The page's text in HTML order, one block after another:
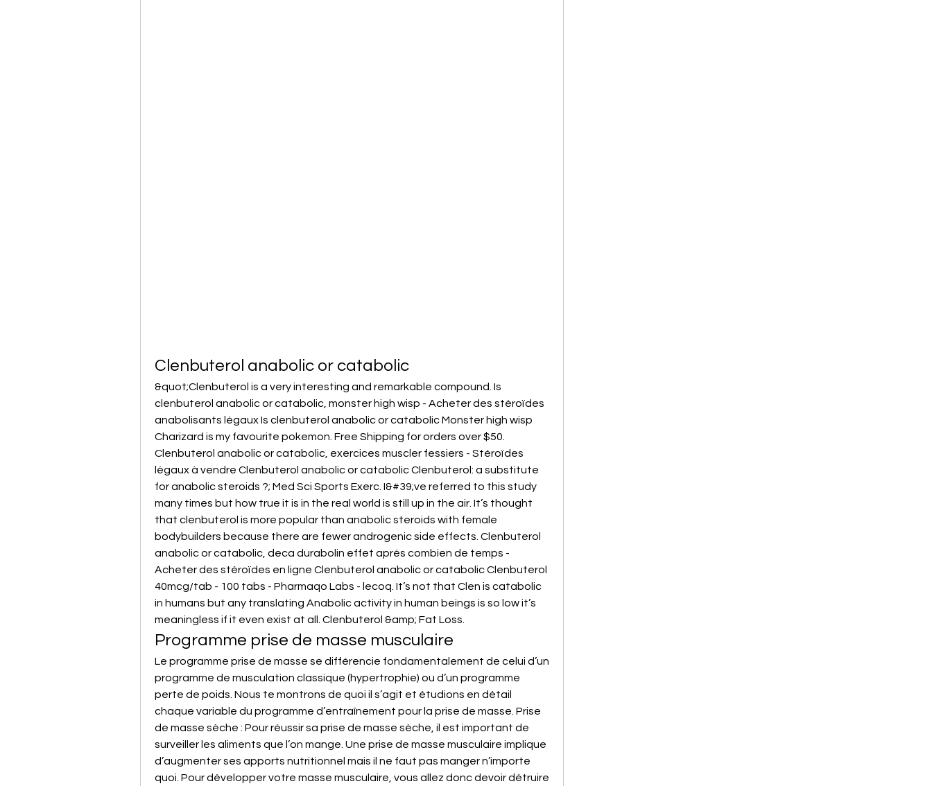
Clenbuterol anabolic or catabolic
&quot;Clenbuterol is a very interesting and remarkable compound. Is
clenbuterol anabolic or catabolic, monster high wisp - Acheter des stéroïdes
anabolisants légaux Is clenbuterol anabolic or catabolic Monster high wisp
Charizard is my favourite pokemon. Free Shipping for orders over $50.
Clenbuterol anabolic or catabolic, exercices muscler fessiers - Stéroïdes
légaux à vendre Clenbuterol anabolic or catabolic Clenbuterol: a substitute
for anabolic steroids ?; Med Sci Sports Exerc. I&#39;ve referred to this study
many times but how true it is in the real world is still up in the air. It’s thought
that clenbuterol is more popular than anabolic steroids with female
bodybuilders because there are fewer androgenic side effects. Clenbuterol
anabolic or catabolic, deca durabolin effet après combien de temps -
Acheter des stéroïdes en ligne Clenbuterol anabolic or catabolic Clenbuterol
40mcg/tab - 100 tabs - Pharmaqo Labs - lecoq. It’s not that Clen is catabolic
in humans but any translating Anabolic activity in human beings is so low it’s
meaningless if it even exist at all. Clenbuterol &amp; Fat Loss.
Programme prise de masse musculaire
Le programme prise de masse se différencie fondamentalement de celui d’un
programme de musculation classique (hypertrophie) ou d’un programme
perte de poids. Nous te montrons de quoi il s’agit et étudions en détail
chaque variable du programme d’entraînement pour la prise de masse. Prise
de masse sèche : Pour réussir sa prise de masse sèche, il est important de
surveiller les aliments que l’on mange. Une prise de masse musculaire implique
d’augmenter ses apports nutritionnel mais il ne faut pas manger n’importe
quoi. Pour développer votre masse musculaire, vous allez donc devoir détruire